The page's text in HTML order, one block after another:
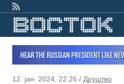
12. јан. 2024, 22:26 / Друштво